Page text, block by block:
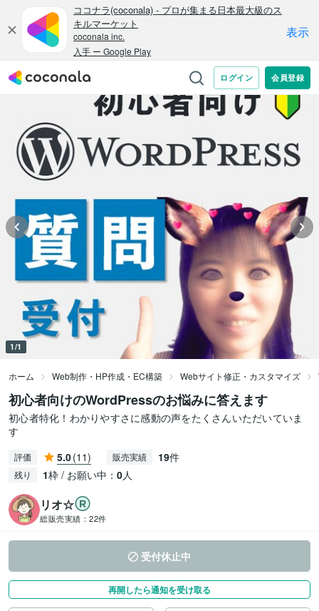
1/1
ホーム Web制作・HP作成・EC構築 Webサイト修正・カスタマイズ
初心者向けのWordPressのお悩みに答えます
初心者特化！わかりやすさに感動の声をたくさんいただいていま
す
評価 5.0(11) 販売実績 19件
残り 1枠 / お願い中： 0人
リオ☆
総販売実績： 22件
受付休止中
再開したら通知を受け取る